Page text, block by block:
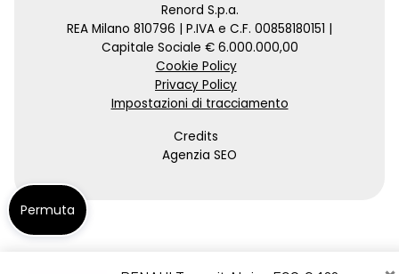
Renord S.p.a.
REA Milano 810796 | P.IVA e C.F. 00858180151 |
Capitale Sociale € 6.000.000,00
Cookie Policy
Privacy Policy
Impostazioni di tracciamento
Credits
Agenzia SEO
Permuta